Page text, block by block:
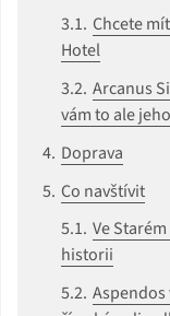
Chcete
Hotel
Arcanus
vám to ale
Doprava
Co navštívit
Ve
historii